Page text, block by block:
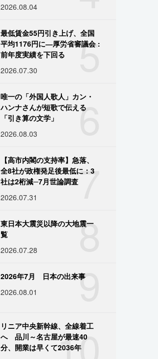
2026.08.04
5
最低賃金55円引き上げ、全国
平均1176円に―厚労省審議会 :
前年度実績を下回る
2026.07.30
6
唯一の「外国人歌人」カン・
ハンナさんが短歌で伝える
「引き算の文学」
2026.08.03
7
【高市内閣の支持率】急落、
全8社が政権発足後最低に：3
社は2桁減─7月世論調査
2026.07.31
8
東日本大震災以降の大地震一
覧
2026.07.28
9
2026年7月 日本の出来事
2026.08.01
10
リニア中央新幹線、全線着工
へ 品川～名古屋が最速40
分、開業は早くて2036年